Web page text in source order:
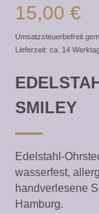
15,00€
Umsatzsteuerbefreit
Lieferzeit: ca. 14
SMILEY
Edelstahl-
wasserfest,
handverlesene
Hamburg.